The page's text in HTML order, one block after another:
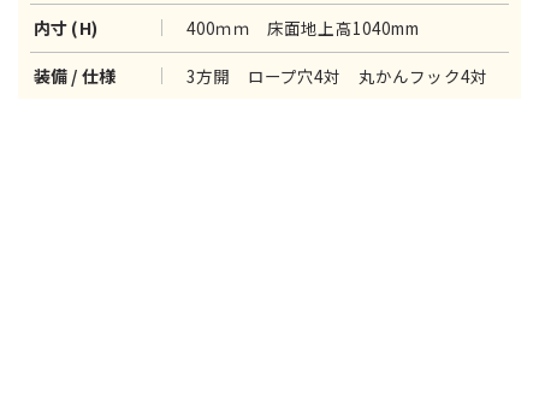
内寸 (H) 400ｍｍ 床面地上高1040mm
装備 / 仕様 3方開 ロープ穴4対 丸かんフック4対